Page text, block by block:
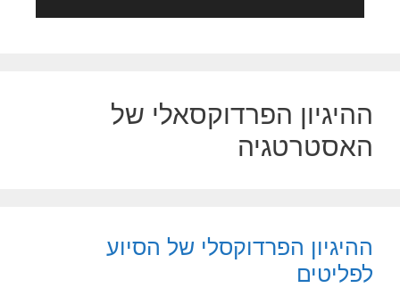
ההיגיון הפרדוקסאלי של
האסטרטגיה
ההיגיון הפרדוקסלי של הסיוע
לפליטים